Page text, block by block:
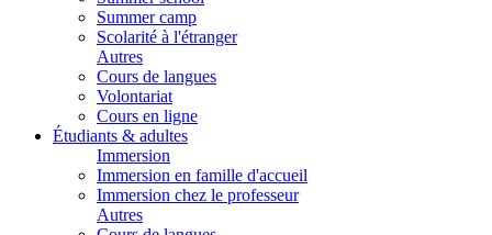
Summer camp
Scolarité à l'étranger
Autres
Cours de langues
Volontariat
Cours en ligne
Étudiants & adultes
Immersion
Immersion en famille d'accueil
Immersion chez le professeur
Autres